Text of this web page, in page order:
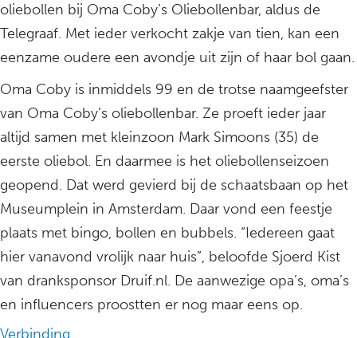
oliebollen bij Oma Coby’s Oliebollenbar, aldus de
Telegraaf. Met ieder verkocht zakje van tien, kan een
eenzame oudere een avondje uit zijn of haar bol gaan.
Oma Coby is inmiddels 99 en de trotse naamgeefster
van Oma Coby’s oliebollenbar. Ze proeft ieder jaar
altijd samen met kleinzoon Mark Simoons (35) de
eerste oliebol. En daarmee is het oliebollenseizoen
geopend. Dat werd gevierd bij de schaatsbaan op het
Museumplein in Amsterdam. Daar vond een feestje
plaats met bingo, bollen en bubbels. “Iedereen gaat
hier vanavond vrolijk naar huis”, beloofde Sjoerd Kist
van dranksponsor Druif.nl. De aanwezige opa’s, oma’s
en influencers proostten er nog maar eens op.
Verbinding